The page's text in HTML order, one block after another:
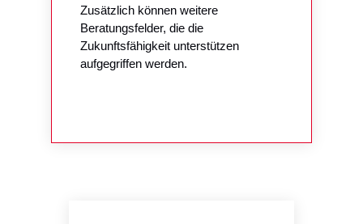
Zusätzlich können weitere
Beratungsfelder, die die
Zukunftsfähigkeit unterstützen
aufgegriffen werden.